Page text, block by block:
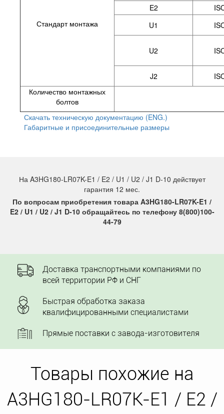
Стандарт монтажа
E2
U1
U2
J2
Количество монтажных
болтов
Скачать техническую документацию (ENG.)
Габаритные и присоединительные размеры
На A3HG180-LR07K-E1 / E2 / U1 / U2 / J1 D-10 действует
гарантия 12 мес.
По вопросам приобретения товара A3HG180-LR07K-E1 /
E2 / U1 / U2 / J1 D-10 обращайтесь по телефону 8(800)100-
44-79
Доставка транспортными компаниями по
всей территории РФ и СНГ
Быстрая обработка заказа
квалифицированными специалистами
Прямые поставки с завода-изготовителя
Товары похожие на
A3HG180-LR07K-E1 / E2 /